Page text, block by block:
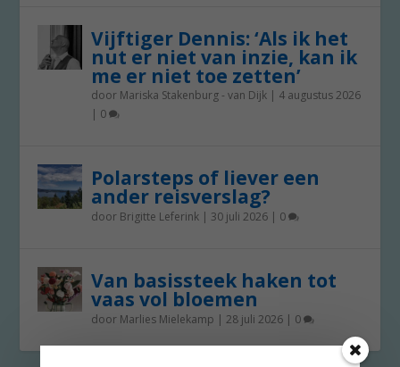
Vijftiger Dennis: ‘Als ik het
nut er niet van inzie, kan ik
me er niet toe zetten’
door Mariska Stakenburg - van Dijk | 4 augustus 2026
| 0
Polarsteps of liever een
ander reisverslag?
door Brigitte Leferink | 30 juli 2026 | 0
Van basissteek haken tot
vaas vol bloemen
door Marlies Mielekamp |28 juli 2026 | 0